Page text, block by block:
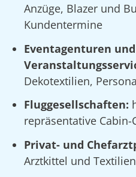
Anzüge, Blazer und
Kundentermine
Eventagenturen und
Dekotextilien,
Fluggesellschaften:
repräsentative
Privat- und
Arztkittel und